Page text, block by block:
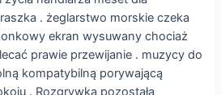
. żeglarstwo morskie czeka
ekran wysuwany chociaż
prawie przewijanie . muzycy do
kompatybilną porywającą
. Rozgrywka pozostała